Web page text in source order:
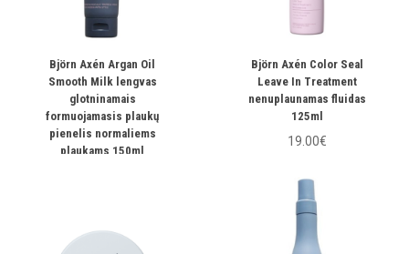
Björn Axén Argan Oil
Smooth Milk lengvas
glotninamais
formuojamasis plaukų
pienelis normaliems
plaukams 150ml
Björn Axén Color Seal
Leave In Treatment
nenuplaunamas fluidas
125ml
19.00€